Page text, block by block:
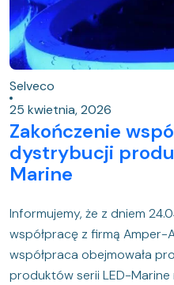
Selveco
25 kwietnia, 2026
Zakończenie
dystrybucji
Marine
Informujemy, że z dniem
współpracę z firmą Amper-
współpraca obejmowała
produktów serii LED-Marine